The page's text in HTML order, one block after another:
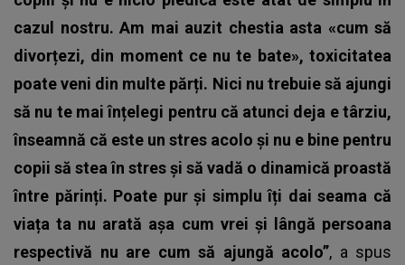
cazul nostru. Am mai auzit chestia asta «cum să
divorțezi, din moment ce nu te bate», toxicitatea
poate veni din multe părți. Nici nu trebuie să ajungi
să nu te mai înțelegi pentru că atunci deja e târziu,
înseamnă că este un stres acolo și nu e bine pentru
copii să stea în stres și să vadă o dinamică proastă
între părinți. Poate pur și simplu îți dai seama că
viața ta nu arată așa cum vrei și lângă persoana
respectivă nu are cum să ajungă acolo”, a spus